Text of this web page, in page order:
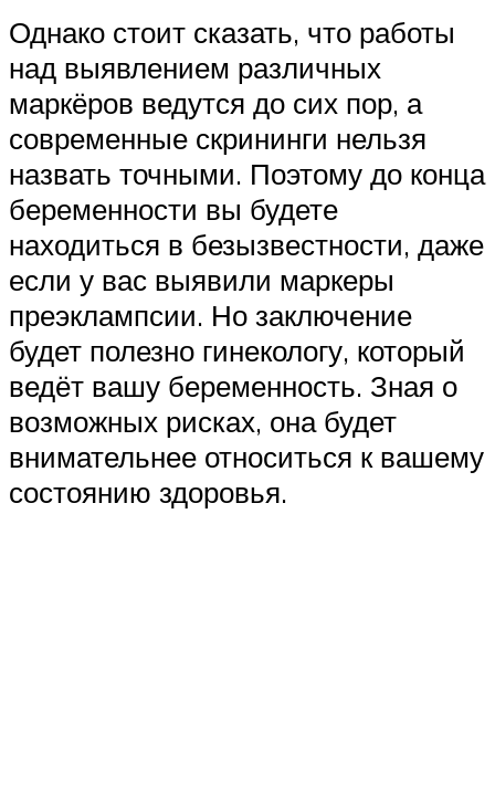
Однако стоит сказать, что работы
над выявлением различных
маркёров ведутся до сих пор, а
современные скрининги нельзя
назвать точными. Поэтому до конца
беременности вы будете
находиться в безызвестности, даже
если у вас выявили маркеры
преэклампсии. Но заключение
будет полезно гинекологу, который
ведёт вашу беременность. Зная о
возможных рисках, она будет
внимательнее относиться к вашему
состоянию здоровья.